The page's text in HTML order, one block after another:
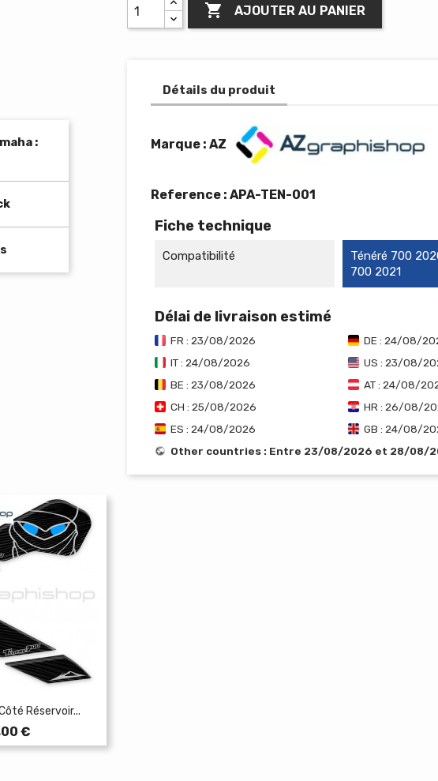
:
 AJOUTER AU PANIER
Détails du produit
Marque : AZ
Reference : APA-TEN-001
Fiche technique
Compatibilité
Ténéré 700
700 2021
Délai de livraison estimé
FR : 23/08/2026
DE : 24/08/
IT : 24/08/2026
US : 23/08/
BE : 23/08/2026
AT : 24/08/
CH : 25/08/2026
HR : 26/08/
ES : 24/08/2026
GB : 24/08/
Other countries : Entre 23/08/2026 et 28/08/
Réservoir...
€